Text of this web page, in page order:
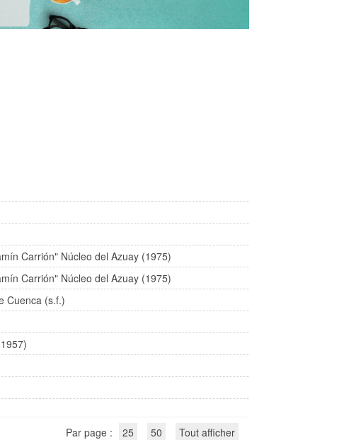
Carrión" Núcleo del Azuay (1975)
Carrión" Núcleo del Azuay (1975)
Cuenca (s.f.)
Par page : 25 50 Tout afficher